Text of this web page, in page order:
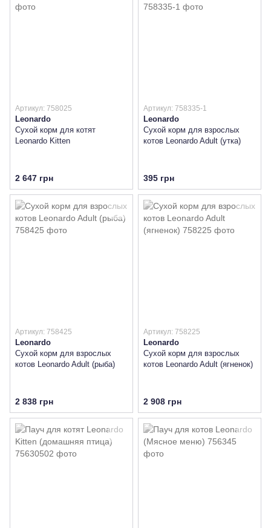
Артикул: 758025
Leonardo
Сухой корм для котят
Leonardo Kitten
2 647 грн
Артикул: 758335-1
Leonardo
Сухой корм для взрослых
котов Leonardo Adult (утка)
395 грн
Артикул: 758425
Leonardo
Сухой корм для взрослых
котов Leonardo Adult (рыба)
2 838 грн
Артикул: 758225
Leonardo
Сухой корм для взрослых
котов Leonardo Adult (ягненок)
2 908 грн